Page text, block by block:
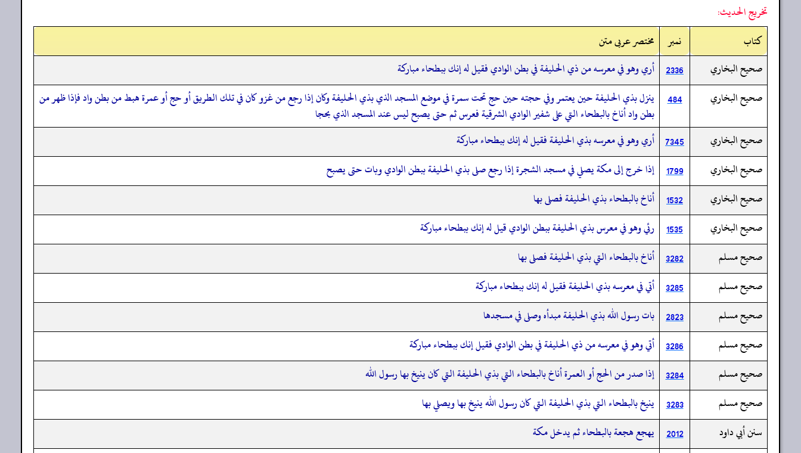
تخريج الحديث:
کتاب
نمبر
مختصر عربی متن
صحيح البخاري
2336 أري وهو في معرسه من ذي الحليفة في بطن الوادي فقيل له إنك ببطحاء مباركة
صحيح البخاري
484
ينزل بذي الحليفة حين يعتمر وفي حجته حين حج تحت سمرة في موضع المسجد الذي بذي الحليفة وكان إذا رجع من غزو كان في تلك الطريق أو حج أو عمرة هبط من بطن واد فإذا ظهر من
بطن واد أناخ بالبطحاء التي على شفير الوادي الشرقية فعرس ثم حتى يصبح ليس عند المسجد الذي بحجا
صحيح البخاري
7345 أري وهو في معرسه بذي الحليفة فقيل له إنك ببطحاء مباركة
صحيح البخاري
1799
إذا خرج إلى مكة يصلي في مسجد الشجرة إذا رجع صلى بذي الحليفة ببطن الوادي وبات حتى يصبح
صحيح البخاري
1532
أناخ بالبطحاء بذي الحليفة فصلى بها
صحيح البخاري
1535
رئي وهو في معرس بذي الحليفة ببطن الوادي قيل له إنك ببطحاء مباركة
صحيح مسلم
3282 أناخ بالبطحاء التي بذي الحليفة فصلى بها
صحيح مسلم
3285 أتي في معرسه بذي الحليفة فقيل له إنك ببطحاء مباركة
صحيح مسلم
2823 بات رسول الله بذي الحليفة مبدأه وصلى في مسجدها
صحيح مسلم
3286 أتي وهو في معرسه من ذي الحليفة في بطن الوادي فقيل إنك ببطحاء مباركة
صحيح مسلم
3284 إذا صدر من الحج أو العمرة أناخ بالبطحاء التي بذي الحليفة التي كان ينيخ بها رسول الله
صحيح مسلم
3283
ينيخ بالبطحاء التي بذي الحليفة التي كان رسول الله ينيخ بها ويصلي بها
سنن أبي داود
2012
يهجع هجعة بالبطحاء ثم يدخل مكة